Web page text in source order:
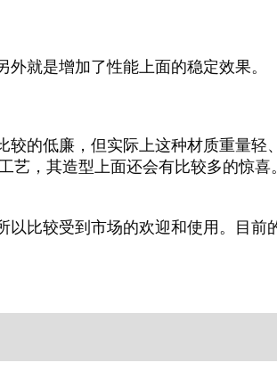
就是增加了性能上面的稳定效果。
的低廉，但实际上这种材质重量轻
艺，其造型上面还会有比较多的惊喜
比较受到市场的欢迎和使用。目前